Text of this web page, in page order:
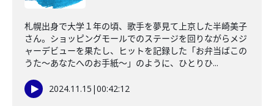
札幌出身で大学１年の頃、歌手を夢見て上京した半崎美子
さん。ショッピングモールでのステージを回りながらメジ
ャーデビューを果たし、ヒットを記録した「お弁当ばこの
うた～あなたへのお手紙～」のように、ひとりひ...
2024.11.15 |00:42:12